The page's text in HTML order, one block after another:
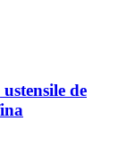
de